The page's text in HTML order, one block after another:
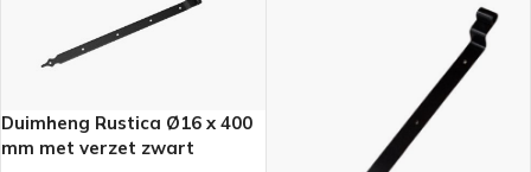
Duimheng Rustica Ø16 x 400
mm met verzet zwart